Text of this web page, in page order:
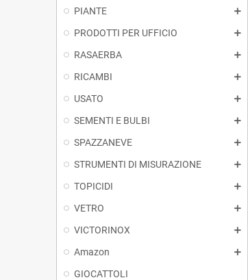
PIANTE
PRODOTTI PER UFFICIO
RASAERBA
RICAMBI
USATO
SEMENTI E BULBI
SPAZZANEVE
STRUMENTI DI MISURAZIONE
TOPICIDI
VETRO
VICTORINOX
Amazon
GIOCATTOLI